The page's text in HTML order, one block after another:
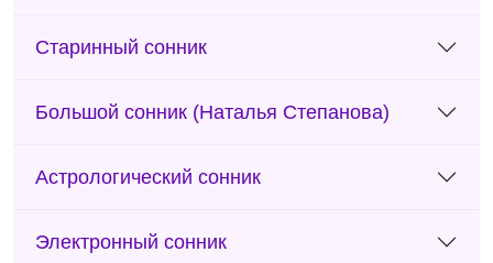
Старинный сонник
Большой сонник (Наталья Степанова)
Астрологический сонник
Электронный сонник